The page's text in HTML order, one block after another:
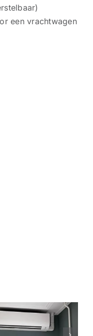
een vrachtwagen
Airco